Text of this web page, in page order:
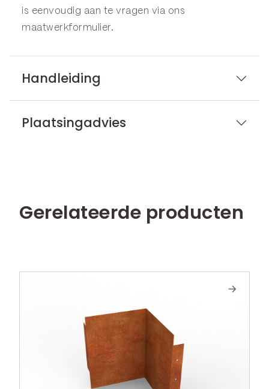
is eenvoudig aan te vragen via ons
maatwerkformulier.
Handleiding
Plaatsingadvies
Gerelateerde producten